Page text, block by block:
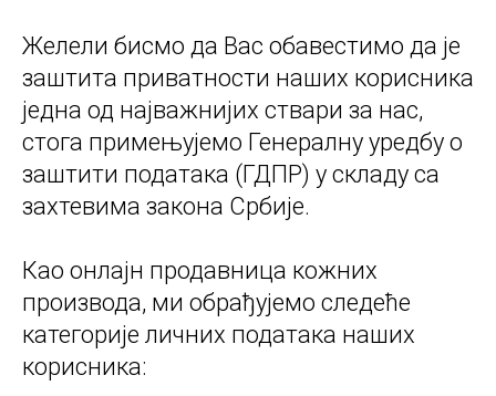
Желели бисмо да Вас обавестимо да је
заштита приватности наших корисника
једна од најважнијих ствари за нас,
стога примењујемо Генералну уредбу о
заштити података (ГДПР) у складу са
захтевима закона Србије.
Као онлајн продавница кожних
производа, ми обрађујемо следеће
категорије личних података наших
корисника: